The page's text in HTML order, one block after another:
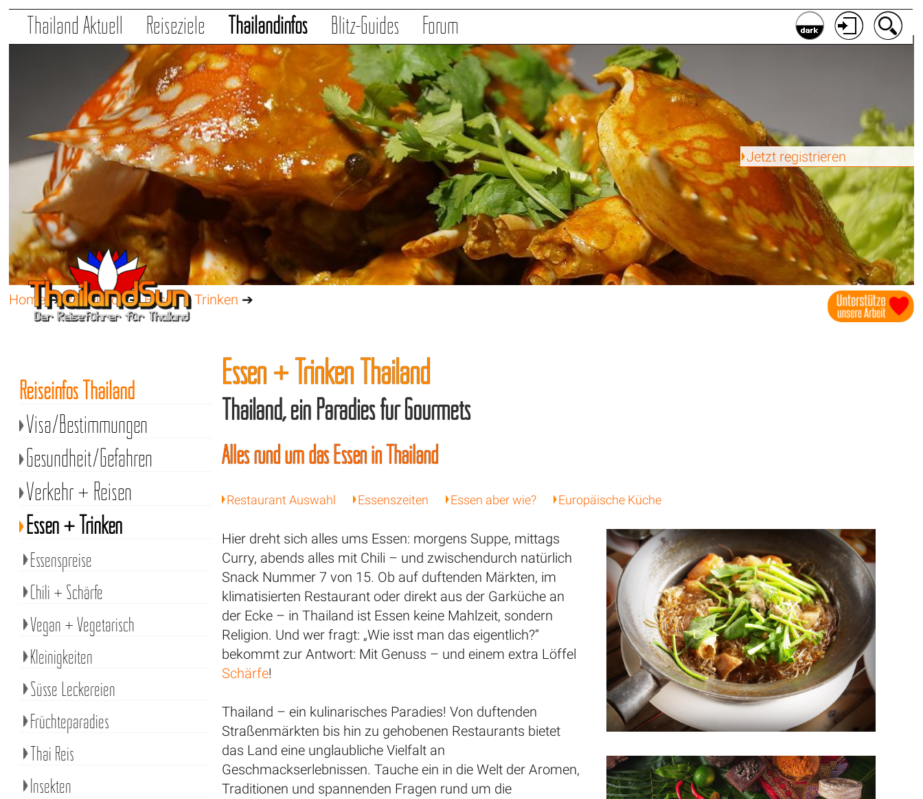
Thailand Aktuell Reiseziele Thailandinfos Blitz-Guides Forum
Jetzt registrieren
Home➔Reiseinfos➔Essen + Trinken ➔
Essen + Trinken Thailand
Thailand, ein Paradies für Gourmets
Alles rund um das Essen in Thailand
Restaurant Auswahl Essenszeiten Essen aber wie? Europäische Küche
Hier dreht sich alles ums Essen: morgens Suppe, mittags
Curry, abends alles mit Chili – und zwischendurch natürlich
Snack Nummer 7 von 15. Ob auf duftenden Märkten, im
klimatisierten Restaurant oder direkt aus der Garküche an
der Ecke – in Thailand ist Essen keine Mahlzeit, sondern
Religion. Und wer fragt: „Wie isst man das eigentlich?“
bekommt zur Antwort: Mit Genuss – und einem extra Löffel
Schärfe!
Thailand – ein kulinarisches Paradies! Von duftenden
Straßenmärkten bis hin zu gehobenen Restaurants bietet
das Land eine unglaubliche Vielfalt an
Geschmackserlebnissen. Tauche ein in die Welt der Aromen,
Traditionen und spannenden Fragen rund um die
Reiseinfos Thailand
Visa/Bestimmungen
Gesundheit/Gefahren
Verkehr + Reisen
Essen + Trinken
Essenspreise
Chili + Schärfe
Vegan + Vegetarisch
Kleinigkeiten
Süsse Leckereien
Früchteparadies
Thai Reis
Insekten